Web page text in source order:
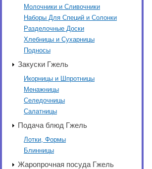
Молочники и Сливочники
Наборы Для Специй и Солонки
Разделочные Доски
Хлебницы и Сухарницы
Подносы
Закуски Гжель
Икорницы и Шпротницы
Менажницы
Селедочницы
Салатницы
Подача блюд Гжель
Лотки, Формы
Блинницы
Жаропрочная посуда Гжель